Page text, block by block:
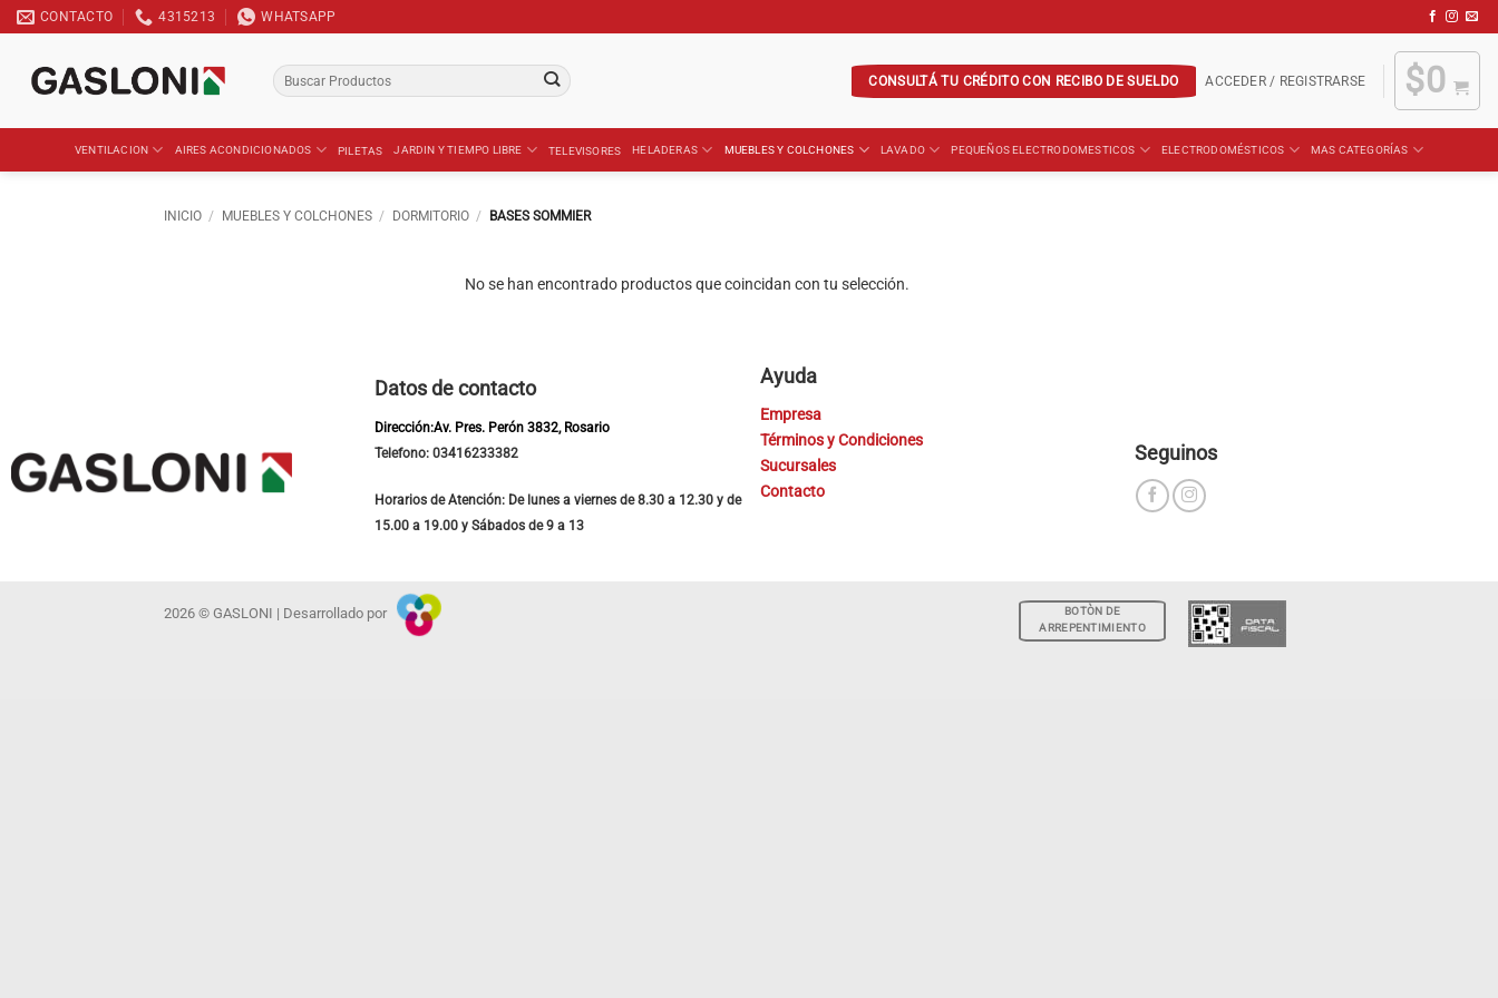
Saltar
al
contenido
CONTACTO 4315213 WHATSAPP
Buscar
por:
CONSULTÁ TU CRÉDITO CON RECIBO DE SUELDO ACCEDER / REGISTRARSE $0
VENTILACION AIRES ACONDICIONADOS PILETAS JARDIN Y TIEMPO LIBRE TELEVISORES HELADERAS MUEBLES Y COLCHONES LAVADO PEQUEÑOS ELECTRODOMESTICOS ELECTRODOMÉSTICOS MAS CATEGORÍAS
INICIO / MUEBLES Y COLCHONES / DORMITORIO / BASES SOMMIER
No se han encontrado productos que coincidan con tu selección.
Datos de contacto
Dirección:Av. Pres. Perón 3832, Rosario
Telefono: 03416233382
Horarios de Atención: De lunes a viernes de 8.30 a 12.30 y de
15.00 a 19.00 y Sábados de 9 a 13
Ayuda
Empresa
Términos y Condiciones
Sucursales
Contacto
Seguinos
BOTÒN DE
ARREPENTIMIENTO
2026 © GASLONI | Desarrollado por